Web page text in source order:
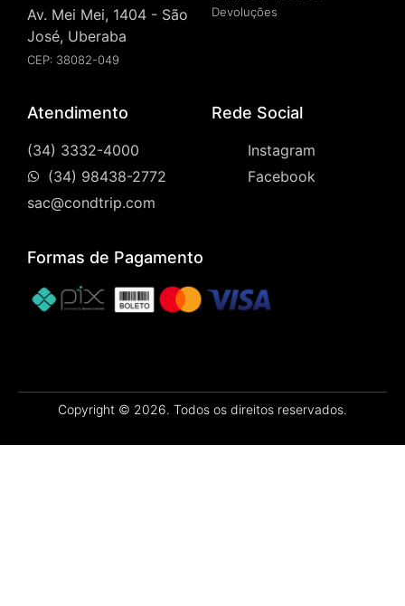
Av. Mei Mei, 1404 - São
José, Uberaba
CEP: 38082-049
Devoluções
Atendimento
(34) 3332-4000
(34) 98438-2772
sac@condtrip.com
Rede Social
Instagram
Facebook
Formas de Pagamento
Copyright © 2026. Todos os direitos reservados.